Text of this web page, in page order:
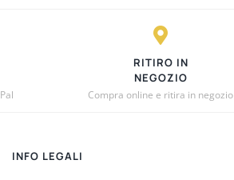
RITIRO IN
NEGOZIO
Compra online e ritira in negozio
INFO LEGALI